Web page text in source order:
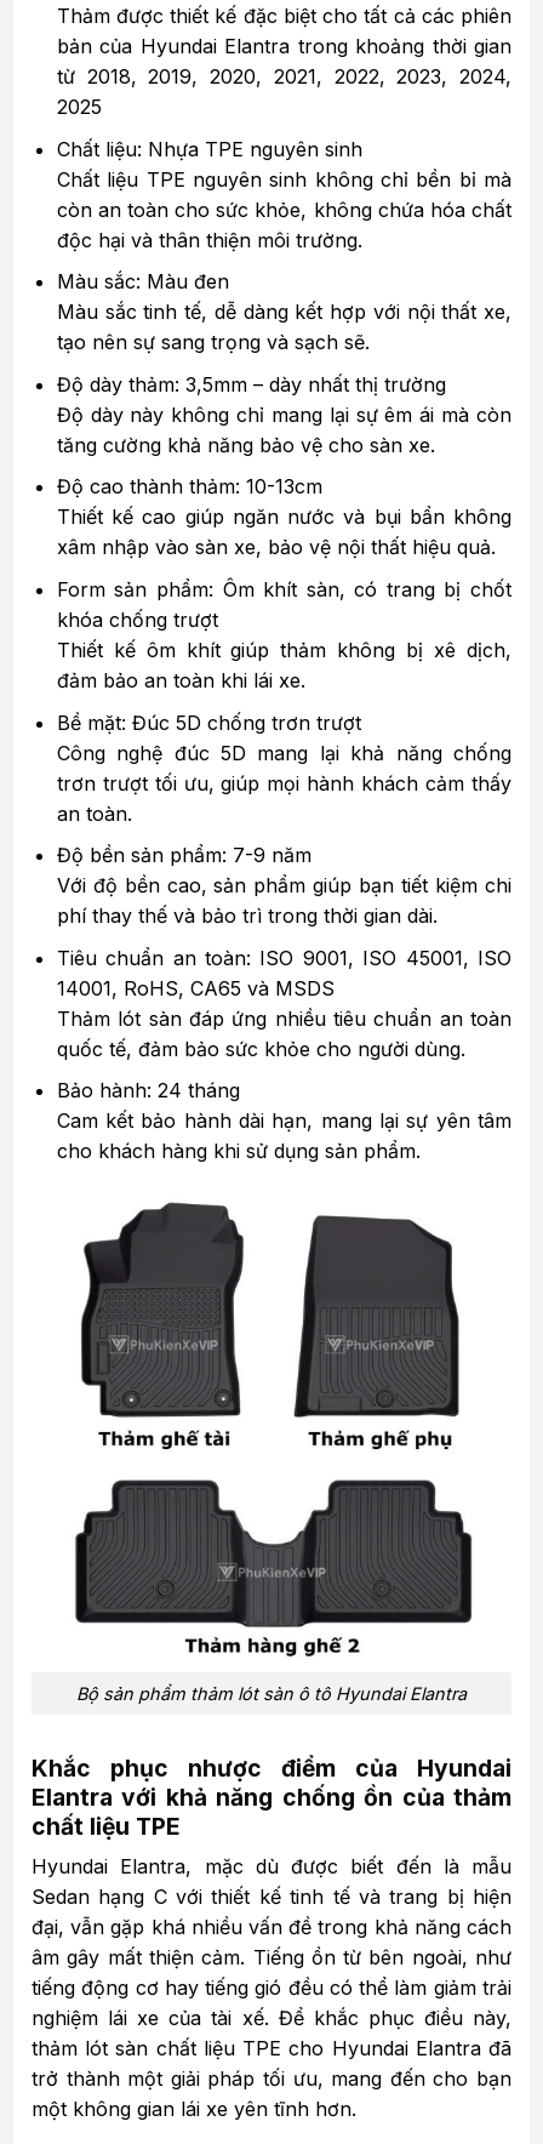
Thảm được thiết kế đặc biệt cho tất cả các phiên
bản của Hyundai Elantra trong khoảng thời gian
từ 2018, 2019, 2020, 2021, 2022, 2023, 2024,
2025
Chất liệu: Nhựa TPE nguyên sinh
Chất liệu TPE nguyên sinh không chỉ bền bỉ mà
còn an toàn cho sức khỏe, không chứa hóa chất
độc hại và thân thiện môi trường.
Màu sắc: Màu đen
Màu sắc tinh tế, dễ dàng kết hợp với nội thất xe,
tạo nên sự sang trọng và sạch sẽ.
Độ dày thảm: 3,5mm – dày nhất thị trường
Độ dày này không chỉ mang lại sự êm ái mà còn
tăng cường khả năng bảo vệ cho sàn xe.
Độ cao thành thảm: 10-13cm
Thiết kế cao giúp ngăn nước và bụi bẩn không
xâm nhập vào sàn xe, bảo vệ nội thất hiệu quả.
Form sản phẩm: Ôm khít sàn, có trang bị chốt
khóa chống trượt
Thiết kế ôm khít giúp thảm không bị xê dịch,
đảm bảo an toàn khi lái xe.
Bề mặt: Đúc 5D chống trơn trượt
Công nghệ đúc 5D mang lại khả năng chống
trơn trượt tối ưu, giúp mọi hành khách cảm thấy
an toàn.
Độ bền sản phẩm: 7-9 năm
Với độ bền cao, sản phẩm giúp bạn tiết kiệm chi
phí thay thế và bảo trì trong thời gian dài.
Tiêu chuẩn an toàn: ISO 9001, ISO 45001, ISO
14001, RoHS, CA65 và MSDS
Thảm lót sàn đáp ứng nhiều tiêu chuẩn an toàn
quốc tế, đảm bảo sức khỏe cho người dùng.
Bảo hành: 24 tháng
Cam kết bảo hành dài hạn, mang lại sự yên tâm
cho khách hàng khi sử dụng sản phẩm.
Bộ sản phẩm thảm lót sàn ô tô Hyundai Elantra
Khắc phục nhược điểm của Hyundai
Elantra với khả năng chống ồn của thảm
chất liệu TPE
Hyundai Elantra, mặc dù được biết đến là mẫu
Sedan hạng C với thiết kế tinh tế và trang bị hiện
đại, vẫn gặp khá nhiều vấn đề trong khả năng cách
âm gây mất thiện cảm. Tiếng ồn từ bên ngoài, như
tiếng động cơ hay tiếng gió đều có thể làm giảm trải
nghiệm lái xe của tài xế. Để khắc phục điều này,
thảm lót sàn chất liệu TPE cho Hyundai Elantra đã
trở thành một giải pháp tối ưu, mang đến cho bạn
một không gian lái xe yên tĩnh hơn.